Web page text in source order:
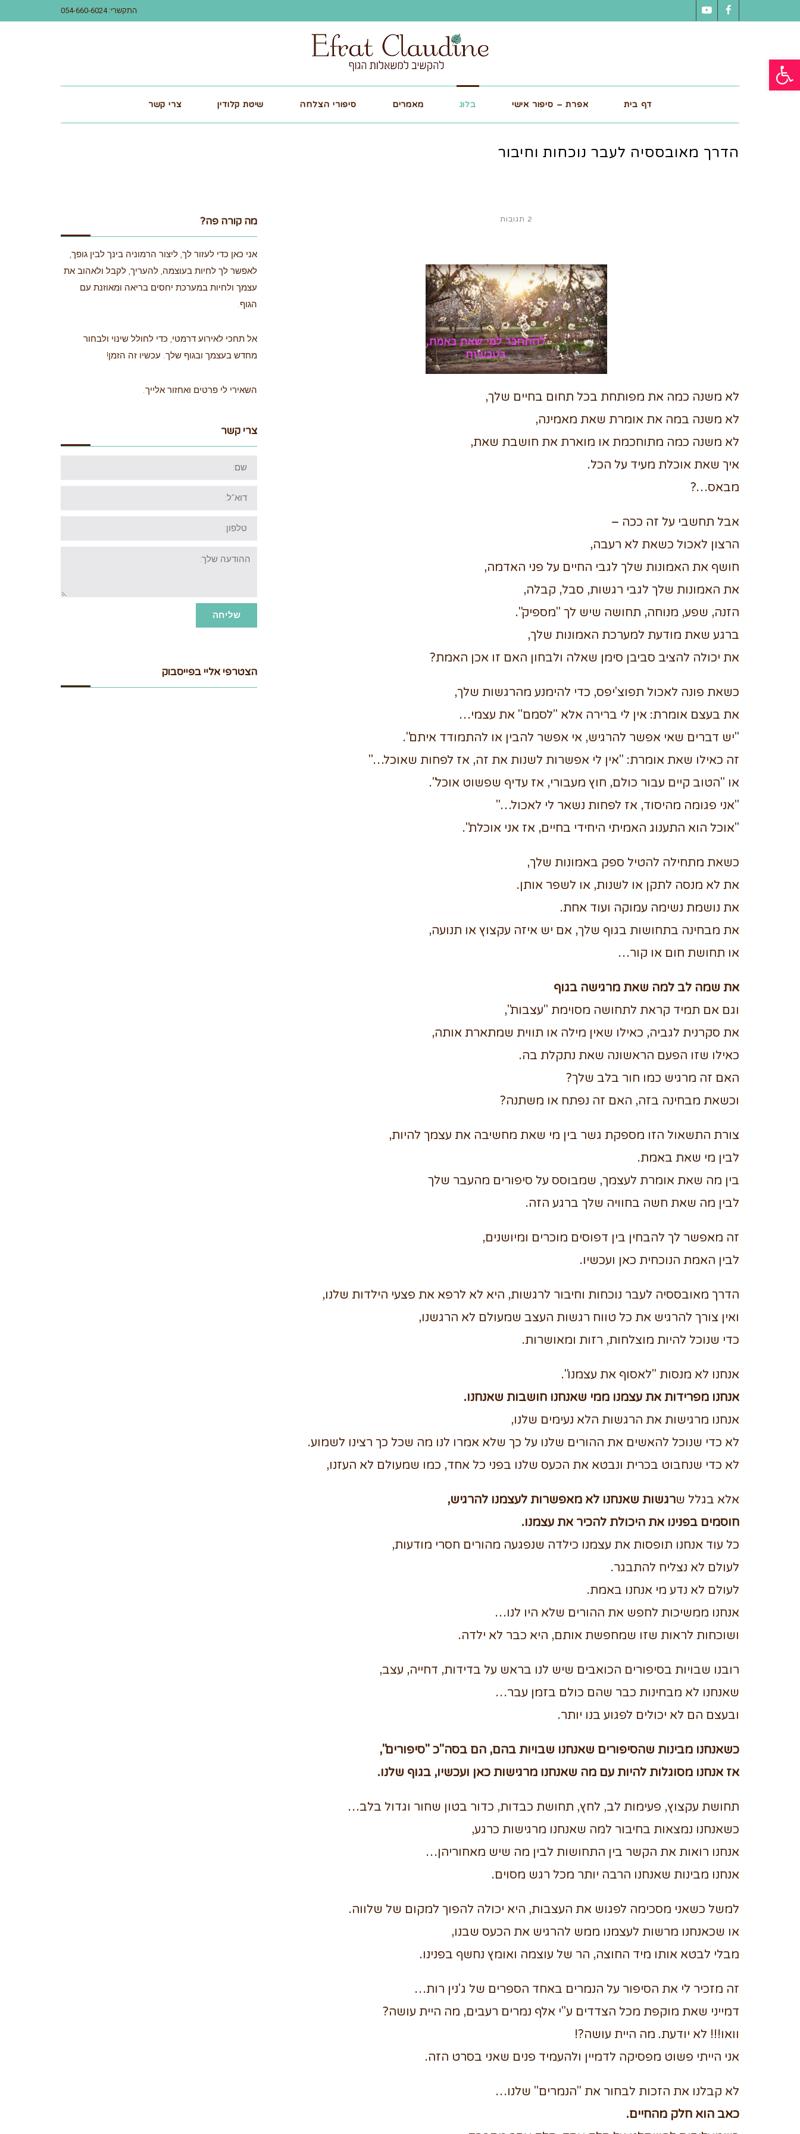
פתח סרגל נגישות
Facebook
YouTube
התקשרי: 054-660-6024
דף בית אפרת – סיפור אישי בלוג מאמרים סיפורי הצלחה שיטת קלודין צרי קשר
הדרך מאובססיה לעבר נוכחות וחיבור
2 תגובות
לא משנה כמה את מפותחת בכל תחום בחיים שלך,
לא משנה במה את אומרת שאת מאמינה,
לא משנה כמה מתוחכמת או מוארת את חושבת שאת,
איך שאת אוכלת מעיד על הכל.
מבאס…?
אבל תחשבי על זה ככה –
הרצון לאכול כשאת לא רעבה,
חושף את האמונות שלך לגבי החיים על פני האדמה,
את האמונות שלך לגבי רגשות, סבל, קבלה,
הזנה, שפע, מנוחה, תחושה שיש לך "מספיק".
ברגע שאת מודעת למערכת האמונות שלך,
את יכולה להציב סביבן סימן שאלה ולבחון האם זו אכן האמת?
כשאת פונה לאכול תפוצ'יפס, כדי להימנע מהרגשות שלך,
את בעצם אומרת: אין לי ברירה אלא "לסמם" את עצמי…
"יש דברים שאי אפשר להרגיש, אי אפשר להבין או להתמודד איתם".
זה כאילו שאת אומרת: "אין לי אפשרות לשנות את זה, אז לפחות שאוכל…"
או "הטוב קיים עבור כולם, חוץ מעבורי, אז עדיף שפשוט אוכל".
"אני פגומה מהיסוד, אז לפחות נשאר לי לאכול…"
"אוכל הוא התענוג האמיתי היחידי בחיים, אז אני אוכלת".
כשאת מתחילה להטיל ספק באמונות שלך,
את לא מנסה לתקן או לשנות, או לשפר אותן.
את נושמת נשימה עמוקה ועוד אחת.
את מבחינה בתחושות בגוף שלך, אם יש איזה עקצוץ או תנועה,
או תחושת חום או קור…
את שמה לב למה שאת מרגישה בגוף
וגם אם תמיד קראת לתחושה מסוימת "עצבות",
את סקרנית לגביה, כאילו שאין מילה או תווית שמתארת אותה,
כאילו שזו הפעם הראשונה שאת נתקלת בה.
האם זה מרגיש כמו חור בלב שלך?
וכשאת מבחינה בזה, האם זה נפתח או משתנה?
צורת התשאול הזו מספקת גשר בין מי שאת מחשיבה את עצמך להיות,
לבין מי שאת באמת.
בין מה שאת אומרת לעצמך, שמבוסס על סיפורים מהעבר שלך
לבין מה שאת חשה בחוויה שלך ברגע הזה.
זה מאפשר לך להבחין בין דפוסים מוכרים ומיושנים,
לבין האמת הנוכחית כאן ועכשיו.
הדרך מאובססיה לעבר נוכחות וחיבור לרגשות, היא לא לרפא את פצעי הילדות שלנו,
ואין צורך להרגיש את כל טווח רגשות העצב שמעולם לא הרגשנו,
כדי שנוכל להיות מוצלחות, רזות ומאושרות.
אנחנו לא מנסות "לאסוף את עצמנו".
אנחנו מפרידות את עצמנו ממי שאנחנו חושבות שאנחנו.
אנחנו מרגישות את הרגשות הלא נעימים שלנו,
לא כדי שנוכל להאשים את ההורים שלנו על כך שלא אמרו לנו מה שכל כך רצינו לשמוע.
לא כדי שנחבוט בכרית ונבטא את הכעס שלנו בפני כל אחד, כמו שמעולם לא העזנו,
אלא בגלל שרגשות שאנחנו לא מאפשרות לעצמנו להרגיש,
חוסמים בפנינו את היכולת להכיר את עצמנו.
כל עוד אנחנו תופסות את עצמנו כילדה שנפגעה מהורים חסרי מודעות,
לעולם לא נצליח להתבגר.
לעולם לא נדע מי אנחנו באמת.
אנחנו ממשיכות לחפש את ההורים שלא היו לנו…
ושוכחות לראות שזו שמחפשת אותם, היא כבר לא ילדה.
רובנו שבויות בסיפורים הכואבים שיש לנו בראש על בדידות, דחייה, עצב,
שאנחנו לא מבחינות כבר שהם כולם בזמן עבר…
ובעצם הם לא יכולים לפגוע בנו יותר.
כשאנחנו מבינות שהסיפורים שאנחנו שבויות בהם, הם בסה"כ "סיפורים",
אז אנחנו מסוגלות להיות עם מה שאנחנו מרגישות כאן ועכשיו, בגוף שלנו.
תחושת עקצוץ, פעימות לב, לחץ, תחושת כבדות, כדור בטון שחור וגדול בלב…
כשאנחנו נמצאות בחיבור למה שאנחנו מרגישות כרגע,
אנחנו רואות את הקשר בין התחושות לבין מה שיש מאחוריהן…
אנחנו מבינות שאנחנו הרבה יותר מכל רגש מסוים.
למשל כשאני מסכימה לפגוש את העצבות, היא יכולה להפוך למקום של שלווה.
או שכאנחנו מרשות לעצמנו ממש להרגיש את הכעס שבנו,
מבלי לבטא אותו מיד החוצה, הר של עוצמה ואומץ נחשף בפנינו.
זה מזכיר לי את הסיפור על הנמרים באחד הספרים של ג'נין רות…
דמייני שאת מוקפת מכל הצדדים ע"י אלף נמרים רעבים, מה היית עושה?
וואו!!! לא יודעת. מה היית עושה?!
אני הייתי פשוט מפסיקה לדמיין ולהעמיד פנים שאני בסרט הזה.
לא קבלנו את הזכות לבחור את "הנמרים" שלנו…
כאב הוא חלק מהחיים.
מה קורה פה?
אני כאן כדי לעזור לך, ליצור הרמוניה בינך לבין גופך,
לאפשר לך לחיות בעוצמה, להעריך, לקבל ולאהוב את
עצמך ולחיות במערכת יחסים בריאה ומאוזנת עם
הגוף.
אל תחכי לאירוע דרמטי, כדי לחולל שינוי ולבחור
מחדש בעצמך ובגוף שלך. עכשיו זה הזמן!
השאירי לי פרטים ואחזור אלייך.
צרי קשר
שם:
דוא"ל:
טלפון:
ההודעה
שלך:
שליחה
הצטרפי אליי בפייסבוק